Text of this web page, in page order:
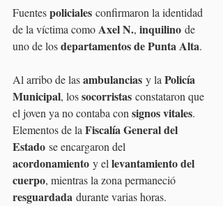
Fuentes policiales confirmaron la identidad
de la víctima como Axel N., inquilino de
uno de los departamentos de Punta Alta.
Al arribo de las ambulancias y la Policía
Municipal, los socorristas constataron que
el joven ya no contaba con signos vitales.
Elementos de la Fiscalía General del
Estado se encargaron del
acordonamiento y el levantamiento del
cuerpo, mientras la zona permaneció
resguardada durante varias horas.